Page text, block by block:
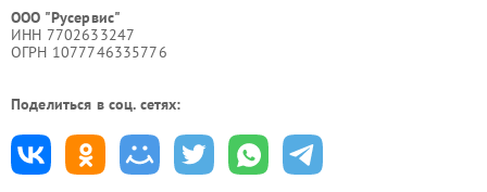
ООО "Русервис"
ИНН 7702633247
ОГРН 1077746335776
Поделиться в соц. сетях: